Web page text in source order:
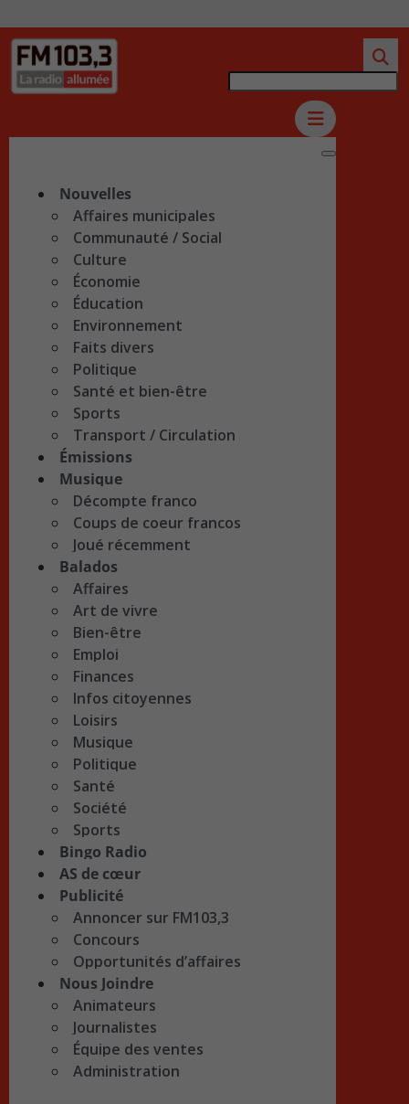
Nouvelles
Affaires municipales
Communauté / Social
Culture
Économie
Éducation
Environnement
Faits divers
Politique
Santé et bien-être
Sports
Transport / Circulation
Émissions
Musique
Décompte franco
Coups de coeur francos
Joué récemment
Balados
Affaires
Art de vivre
Bien-être
Emploi
Finances
Infos citoyennes
Loisirs
Musique
Politique
Santé
Société
Sports
Bingo Radio
AS de cœur
Publicité
Annoncer sur FM103,3
Concours
Opportunités d’affaires
Nous Joindre
Animateurs
Journalistes
Équipe des ventes
Administration